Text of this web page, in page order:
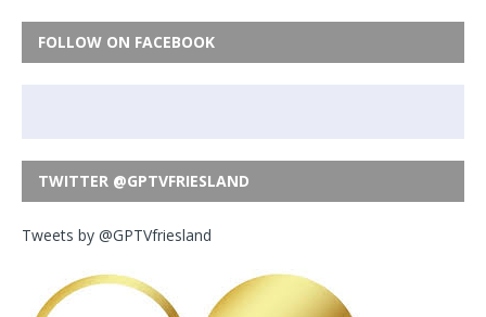
FOLLOW ON FACEBOOK
TWITTER @GPTVFRIESLAND
Tweets by @GPTVfriesland